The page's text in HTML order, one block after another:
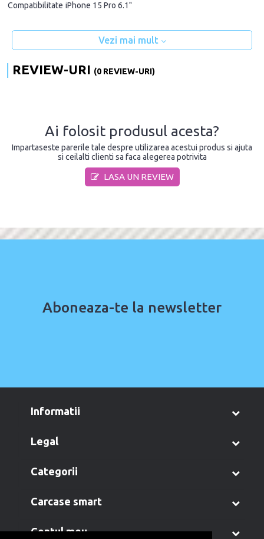
Compatibilitate iPhone 15 Pro 6.1"
Vezi mai mult
REVIEW-URI (0 REVIEW-URI)
Ai folosit produsul acesta?
Impartaseste parerile tale despre utilizarea acestui produs si ajuta
si ceilalti clienti sa faca alegerea potrivita
LASA UN REVIEW
Aboneaza-te la newsletter
informatii
legal
categorii
carcase smart
contul meu